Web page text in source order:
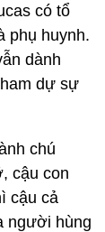
có tổ
phụ huynh.
dành
dự sự
chú
cậu con
cậu cả
người hùng